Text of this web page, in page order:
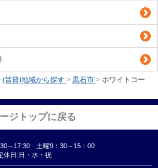
(賃貸)地域から探す > 黒石市 > ホワイトコー
ジトップに戻る
～17:30 土曜9：30～15：00
休日:日・水・祝